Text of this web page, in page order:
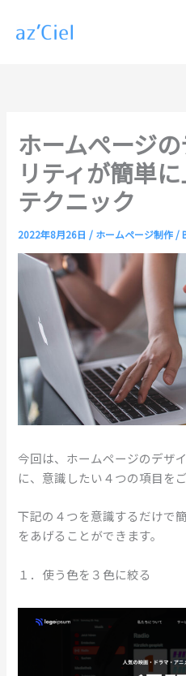
ホームぺージ
リティが簡単
テクニック
2022年8月26日 / ホームページ制作 /
今回は、ホームページのデザ
に、意識したい４つの項目を
下記の４つを意識するだけで
をあげることができます。
１．使う色を３色に絞る